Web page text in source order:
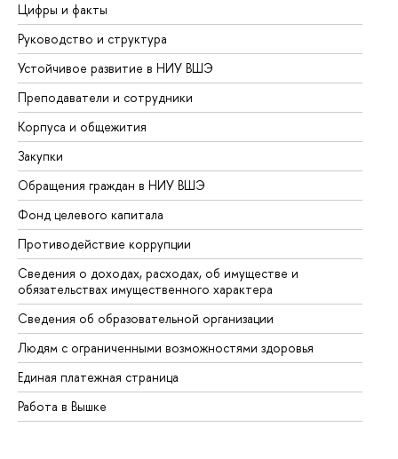
Цифры и факты
Руководство и структура
Устойчивое развитие в НИУ ВШЭ
Преподаватели и сотрудники
Корпуса и общежития
Закупки
Обращения граждан в НИУ ВШЭ
Фонд целевого капитала
Противодействие коррупции
Сведения о доходах, расходах, об имуществе и
обязательствах имущественного характера
Сведения об образовательной организации
Людям с ограниченными возможностями здоровья
Единая платежная страница
Работа в Вышке